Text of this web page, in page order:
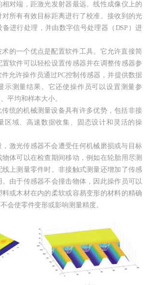
对端，距激光发射器最远。线性成像仪上的
所有有效目标距离进行了校准。接收到的光
进行处理，并由数字信号处理器（DSP）进
的一个优点是配置软件工具。它允许直接简
软件可以轻松设置传感器并在调整传感器参
允许操作员通过PC控制传感器，并提供数据
示测量结果。它还使操作员可以设置测量参
平均和样本大小。
统的机械测量设备具有许多优势，包括非接
区域、高速数据收集、固态设计和灵活的操
激光传感器不会遭受任何机械磨损或与目标
体可以在检查期间移动，例如在轮胎用尽测
上测量零件时。非接触式测量还增加了传感
由于传感器不会撞击物体，因此操作员可以
或木材在内的柔软或容易变形的材料的精确
会使零件变形或影响测量精度。